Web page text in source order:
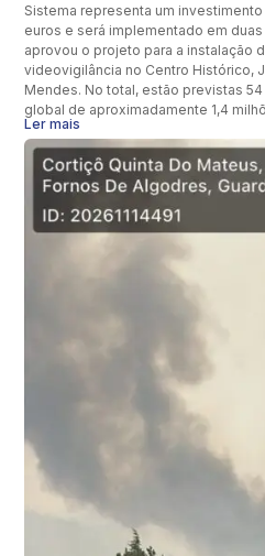
Sistema representa um
euros e será implementado em
aprovou o projeto para a instalação
videovigilância no Centro Histórico,
Mendes. No total, estão previstas
global de aproximadamente 1,4
Ler mais